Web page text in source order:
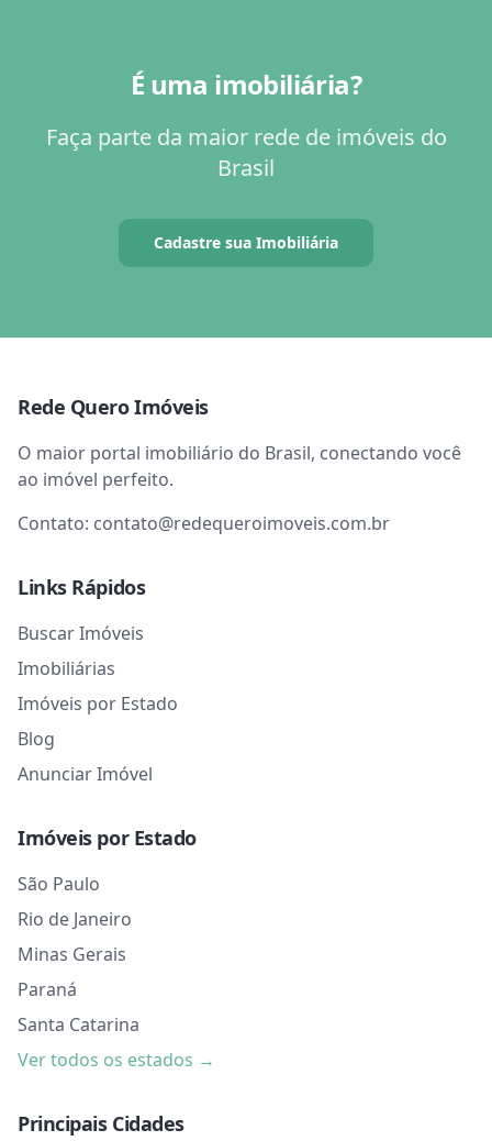
É uma imobiliária?
Faça parte da maior rede de imóveis do
Brasil
Cadastre sua Imobiliária
Rede Quero Imóveis
O maior portal imobiliário do Brasil, conectando você
ao imóvel perfeito.
Contato: contato@redequeroimoveis.com.br
Links Rápidos
Buscar Imóveis
Imobiliárias
Imóveis por Estado
Blog
Anunciar Imóvel
Imóveis por Estado
São Paulo
Rio de Janeiro
Minas Gerais
Paraná
Santa Catarina
Ver todos os estados →
Principais Cidades